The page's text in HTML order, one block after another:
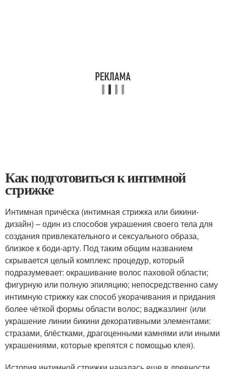
Как подготовиться к интимной
стрижке
Интимная причёска (интимная стрижка или бикини-
дизайн) – один из способов украшения своего тела для
создания привлекательного и сексуального образа,
близкое к боди-арту. Под таким общим названием
скрывается целый комплекс процедур, который
подразумевает: окрашивание волос паховой области;
фигурную или полную эпиляцию; непосредственно саму
интимную стрижку как способ укорачивания и придания
более чёткой формы области волос; ваджазлинг (или
украшение линии бикини декоративными элементами:
стразами, блёстками, драгоценными камнями или иными
украшениями, которые крепятся с помощью клея).